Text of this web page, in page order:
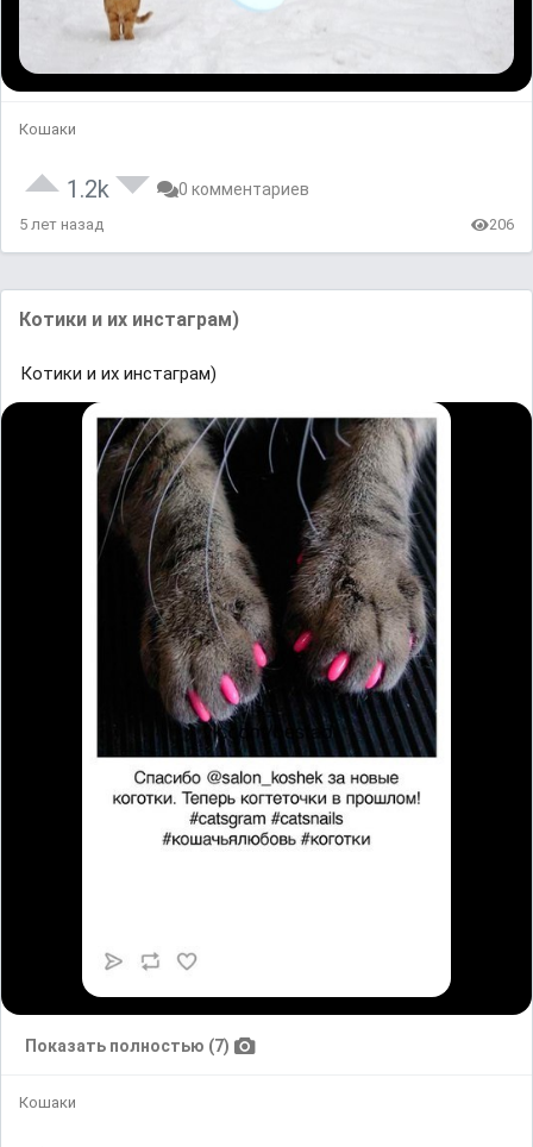
Кошаки
1.2k 0 комментариев
5 лет назад 206
Котики и их инстаграм)
Котики и их инстаграм)
Показать полностью (7)
Кошаки